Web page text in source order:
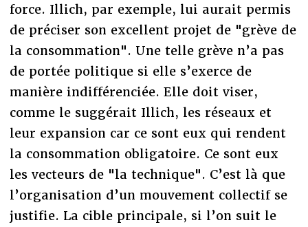
force. Illich, par exemple, lui aurait permis
de préciser son excellent projet de "grève de
la consommation". Une telle grève n’a pas
de portée politique si elle s’exerce de
manière indifférenciée. Elle doit viser,
comme le suggérait Illich, les réseaux et
leur expansion car ce sont eux qui rendent
la consommation obligatoire. Ce sont eux
les vecteurs de "la technique". C’est là que
l’organisation d’un mouvement collectif se
justifie. La cible principale, si l’on suit le